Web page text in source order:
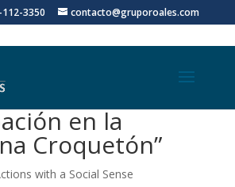
3350 contacto@gruporoales.com
en la
Croquetón”
with a Social Sense